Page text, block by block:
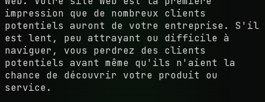
impression que de nombreux clients
potentiels auront de votre entreprise. S'il
est lent, peu attrayant ou difficile à
naviguer, vous perdrez des clients
potentiels avant même qu'ils n'aient la
chance de découvrir votre produit ou
service.